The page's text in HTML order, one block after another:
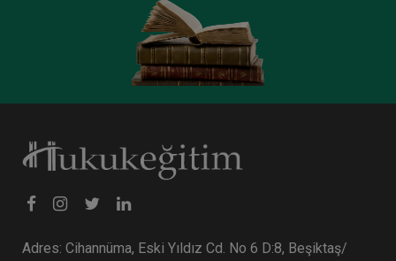
IV. Ticaret Hukuku Kongresi - Tüm Oturumlar (12
Sepete Ekle
Tüketici Hukuku Enstitüsü
Adres: Cihannüma, Eski Yıldız Cd. No 6 D:8, Beşiktaş/